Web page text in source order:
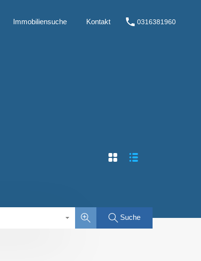
Immobilienbewertung Immobiliensuche Kontakt
Immobiliensuche Kontakt 0316381960
Suche